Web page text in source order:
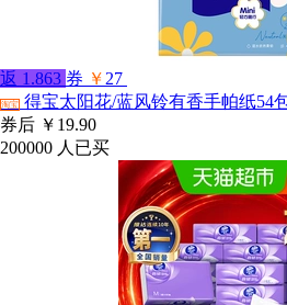
返 1.863 券 ￥ 27
淘宝 得宝太阳花/蓝风铃有香手帕纸54
券后 ￥19.90
200000 人已买